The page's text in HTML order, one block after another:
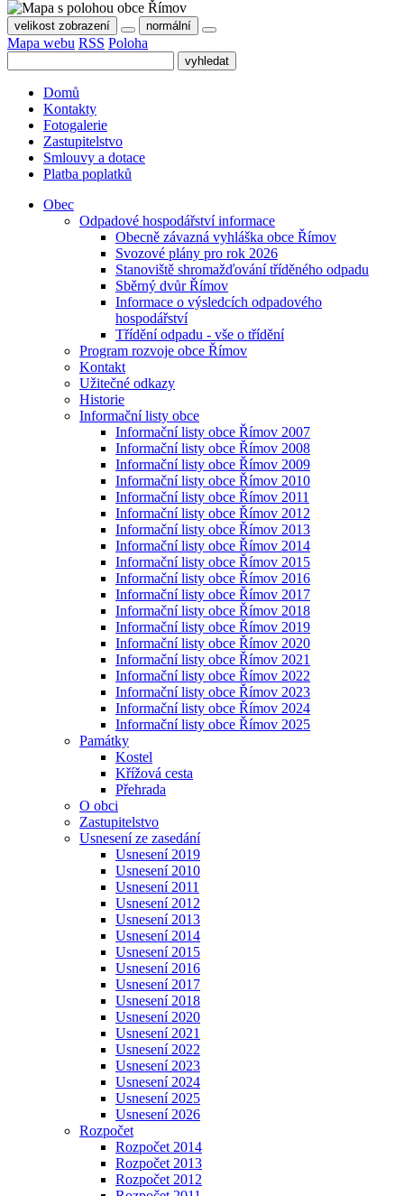
velikost zobrazení normální
Mapa webu RSS Poloha
Domů
Kontakty
Fotogalerie
Zastupitelstvo
Smlouvy a dotace
Platba poplatků
Obec
Odpadové hospodářství informace
Obecně závazná vyhláška obce Římov
Svozové plány pro rok 2026
Stanoviště shromažďování tříděného odpadu
Sběrný dvůr Římov
Informace o výsledcích odpadového
hospodářství
Třídění odpadu - vše o třídění
Program rozvoje obce Římov
Kontakt
Užitečné odkazy
Historie
Informační listy obce
Informační listy obce Římov 2007
Informační listy obce Římov 2008
Informační listy obce Římov 2009
Informační listy obce Římov 2010
Informační listy obce Římov 2011
Informační listy obce Římov 2012
Informační listy obce Římov 2013
Informační listy obce Římov 2014
Informační listy obce Římov 2015
Informační listy obce Římov 2016
Informační listy obce Římov 2017
Informační listy obce Římov 2018
Informační listy obce Římov 2019
Informační listy obce Římov 2020
Informační listy obce Římov 2021
Informační listy obce Římov 2022
Informační listy obce Římov 2023
Informační listy obce Římov 2024
Informační listy obce Římov 2025
Památky
Kostel
Křížová cesta
Přehrada
O obci
Zastupitelstvo
Usnesení ze zasedání
Usnesení 2019
Usnesení 2010
Usnesení 2011
Usnesení 2012
Usnesení 2013
Usnesení 2014
Usnesení 2015
Usnesení 2016
Usnesení 2017
Usnesení 2018
Usnesení 2020
Usnesení 2021
Usnesení 2022
Usnesení 2023
Usnesení 2024
Usnesení 2025
Usnesení 2026
Rozpočet
Rozpočet 2014
Rozpočet 2013
Rozpočet 2012